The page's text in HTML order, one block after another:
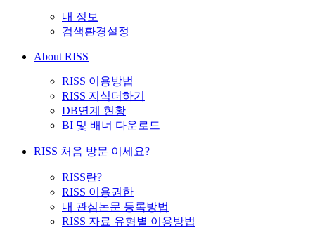
내 정보
검색환경설정
About RISS
RISS 이용방법
RISS 지식더하기
DB연계 현황
BI 및 배너 다운로드
RISS 처음 방문 이세요?
RISS란?
RISS 이용권한
내 관심논문 등록방법
RISS 자료 유형별 이용방법